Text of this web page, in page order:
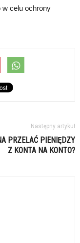
w celu ochrony
Następny artykuł
PRZELAĆ PIENIĘDZY
Z KONTA NA KONTO?